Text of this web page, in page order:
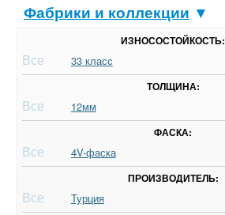
Фабрики и коллекции ▼
ИЗНОСОСТОЙКОСТЬ:
Все 33 класс
ТОЛЩИНА:
Все 12мм
ФАСКА:
Все 4V-фаска
ПРОИЗВОДИТЕЛЬ:
Все Турция